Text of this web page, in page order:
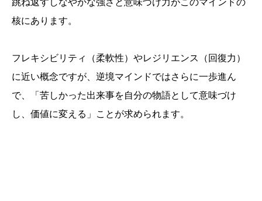
核にあります。
フレキシビリティ（柔軟性）やレジリエンス（回復力）
に近い概念ですが、逆境マインドではさらに一歩進ん
で、「苦しかった出来事を自分の物語として意味づけ
し、価値に変える」ことが求められます。